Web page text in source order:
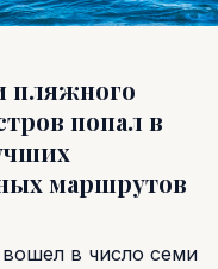
пляжного
попал в
маршрутов
в число семи